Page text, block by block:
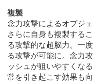
複製
念力攻撃によるオブジ
さらに自身も複製する
る攻撃的な超脳力。一
る攻撃が可能に。念力
ッシュが狙いやすくな
常を引き起こす効果も向